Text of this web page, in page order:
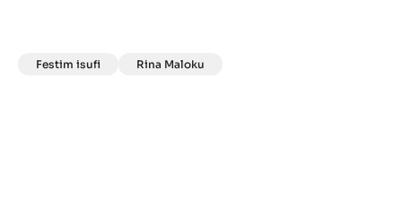
Festim isufi Rina Maloku